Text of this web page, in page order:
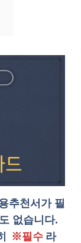
추천서가 필
없습니다.
※필수 라